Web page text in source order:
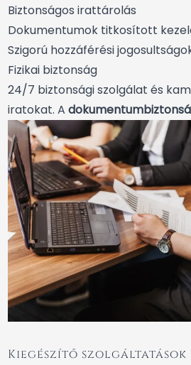
Biztonságos irattárolás
Dokumentumok titkosított
Szigorú hozzáférési
Fizikai biztonság
24/7 biztonsági szolgálat és
iratokat. A
Kiegészítő szolgáltatások